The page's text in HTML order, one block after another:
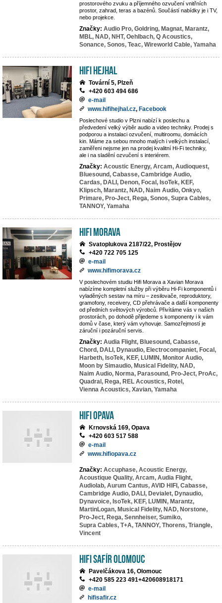
prostorového zvuku a příjemného ozvučení vnitřních
prostor, zahrad, teras a bazénů. Součástí nabídky je i TV,
nebo projekce.
Značky: Audio Pro, Goldring, Magnat, Marantz,
MBL, NAD, NHT, Oehlbach, Q Acoustics,
Sonance, Sonos, Teac, Wireworld Cable, Yamaha
Hifi Hejhal
Tovární 5, Plzeň
+420 603 494 686
e-mail
www.hifihejhal.cz, Facebook
Poslechové studio v Plzni nabízí k poslechu a
předvedení velký výběr audio a video techniky. Prodej s
podporou a instalaci ozvučení, multiroomu, domácích
kin. Máme za sebou mnoho malých i velkých instalací,
zaměřeni nejsme jen na prodej kvalitní Hi-Fi techniky,
ale i na sladění ozvučení s interiérem.
Značky: Acoustic Energy, Arcam, Audioquest,
Bluesound, Cabasse, Cambridge Audio,
Cardas, DALI, Denon, Focal, IsoTek, KEF,
Klipsch, Marantz, NAD, Naim Audio, Onkyo,
Primare, Pro-Ject, Rega, Sonos, Supra Cables,
TANNOY, Yamaha
Hifi Morava
Svatoplukova 2187/22, Prostějov
+420 722 705 125
e-mail
www.hifimorava.cz
V poslechovém studiu Hifi Morava a Xavian Morava
nabízíme kompletní služby při výběru Hi-Fi komponentů i
vyladěných sestav na míru – zesilovače, reproduktory,
gramofony, receivery, CD přehrávače a další komponenty
od předních světových výrobců. Přivítáme vás v našich
prostorách, po dohodě přijedeme s komponenty i k vám
domů v čase, který vám vyhovuje. Samozřejmostí je
záruční i pozáruční servis.
Značky: Audia Flight, Bluesound, Cabasse,
Chord, DALI, Dynaudio, Electrocompaniet, Focal,
Harbeth, IsoTek, KEF, LUMIN, Monitor Audio,
Moon by Simaudio, Musical Fidelity, NAD,
Naim Audio, Norma, Parasound, Pro-Ject, ProAc,
Quadral, Rega, REL Acoustics, Rotel,
Vienna Acoustics, Xavian, Yamaha
HIFI Opava
Krnovská 169, Opava
+420 603 517 588
e-mail
www.hifiopava.cz
Značky: Accuphase, Acoustic Energy,
Acoustique Quality, Arcam, Audia Flight,
Audiolab, Aurum Cantus, AVID HIFI, Cabasse,
Cambridge Audio, DALI, Devialet, Dynaudio,
Dynavoice, IsoTek, KEF, LUMIN, Marantz,
MartinLogan, Musical Fidelity, NAD, Norstone,
Pro-Ject, Rega, Sennheiser, Sumiko,
Supra Cables, T+A, TANNOY, Thorens, Triangle,
Vincent
HiFi Safír Olomouc
Pavelčákova 16, Olomouc
+420 585 223 491+420608918171
e-mail
hifisafir.cz